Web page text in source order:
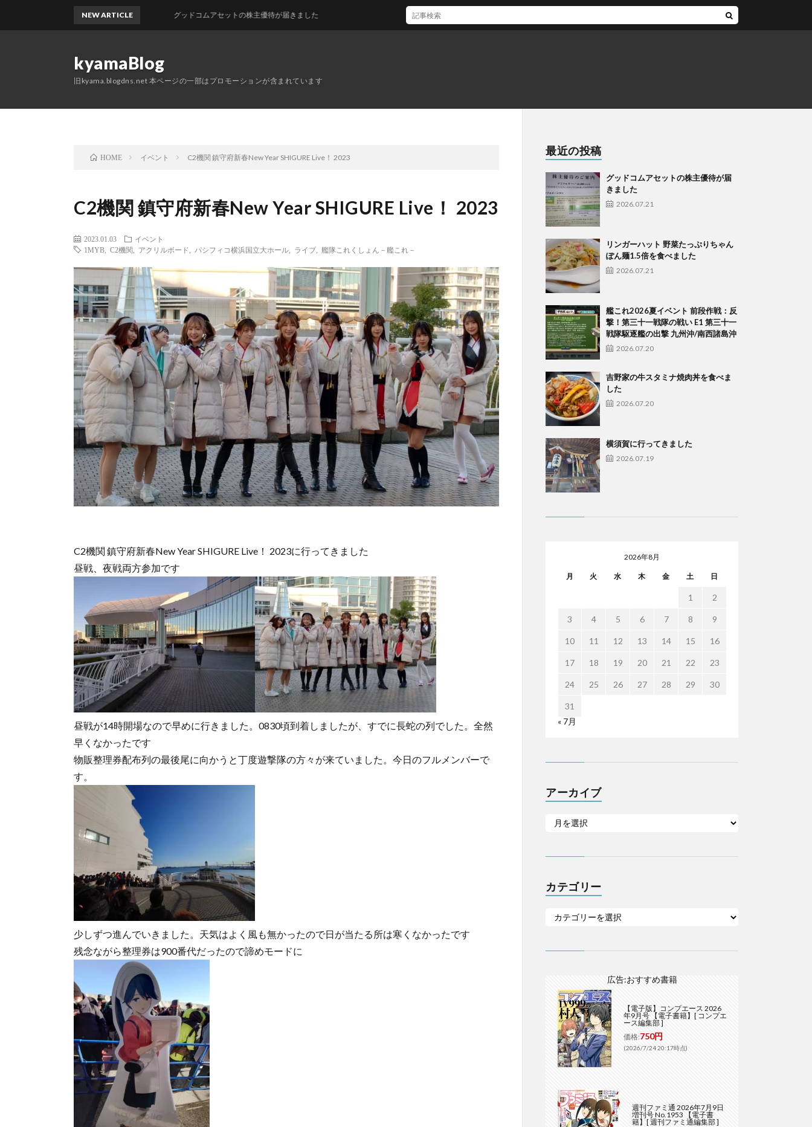
kyamaBlog
旧kyama.blogdns.net 本ページの一部はプロモーションが含まれています
NEW ARTICLEグッドコムアセットの株主優待が届きました
HOME イベント C2機関 鎮守府新春New Year SHIGURE Live！ 2023
C2機関 鎮守府新春New Year SHIGURE Live！ 2023
2023.01.03
イベント
1MYB
C2機関 アクリルボード パシフィコ横浜国立大ホール ライブ 艦隊これくしょん－艦これ－
C2機関 鎮守府新春New Year SHIGURE Live！ 2023に行ってきました
昼戦、夜戦両方参加です
昼戦が14時開場なので早めに行きました。0830頃到着しましたが、すでに長蛇の列でした。全然
早くなかったです
物販整理券配布列の最後尾に向かうと丁度遊撃隊の方々が来ていました。今日のフルメンバーで
す。
少しずつ進んでいきました。天気はよく風も無かったので日が当たる所は寒くなかったです
残念ながら整理券は900番代だったので諦めモードに
最近の投稿
グッドコムアセットの株主優待が届
きました
2026.07.21
リンガーハット 野菜たっぷりちゃん
ぽん麺1.5倍を食べました
2026.07.21
艦これ2026夏イベント 前段作戦：反
撃！第三十一戦隊の戦い E1 第三十一
戦隊駆逐艦の出撃 九州沖/南西諸島沖
2026.07.20
吉野家の牛スタミナ焼肉丼を食べま
した
2026.07.20
横須賀に行ってきました
2026.07.19
2026年8月
月 火 水 木 金 土 日
1 2
3 4 5 6 7 8 9
10 11 12 13 14 15 16
17 18 19 20 21 22 23
24 25 26 27 28 29 30
31
« 7月
アーカイブ
カテゴリー
広告:おすすめ書籍
【電子版】コンプエース 2026
年9月号 【電子書籍】[ コンプエ
ース編集部 ]
価格:750円
(2026/7/24 20:17時点)
週刊ファミ通 2026年7月9日
増刊号 No.1953 【電子書
籍】[ 週刊ファミ通編集部 ]